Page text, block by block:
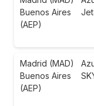
Buenos Aires
(AEP)
Madrid (MAD)
Buenos Aires
(AEP)